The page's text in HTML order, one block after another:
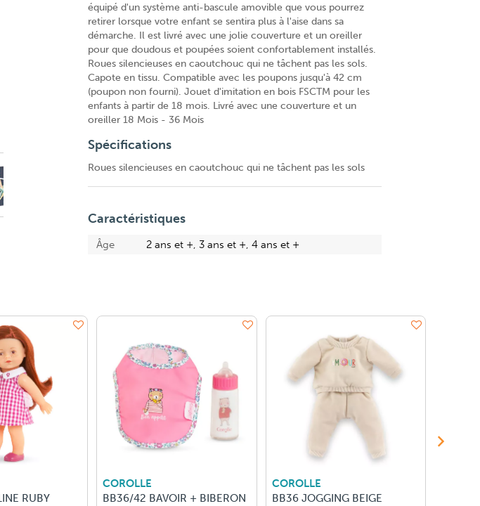
équipé d'un système anti-bascule amovible que vous pourrez
retirer lorsque votre enfant se sentira plus à l'aise dans sa
démarche. Il est livré avec une jolie couverture et un oreiller
pour que doudous et poupées soient confortablement installés.
Roues silencieuses en caoutchouc qui ne tâchent pas les sols.
Capote en tissu. Compatible avec les poupons jusqu'à 42 cm
(poupon non fourni). Jouet d'imitation en bois FSCTM pour les
enfants à partir de 18 mois. Livré avec une couverture et un
oreiller 18 Mois - 36 Mois
Spécifications
Roues silencieuses en caoutchouc qui ne tâchent pas les sols
Caractéristiques
Âge 2 ans et +, 3 ans et +, 4 ans et +
RUBY
COROLLE
BB36/42 BAVOIR + BIBERON
COROLLE
BB36 JOGGING BEIGE